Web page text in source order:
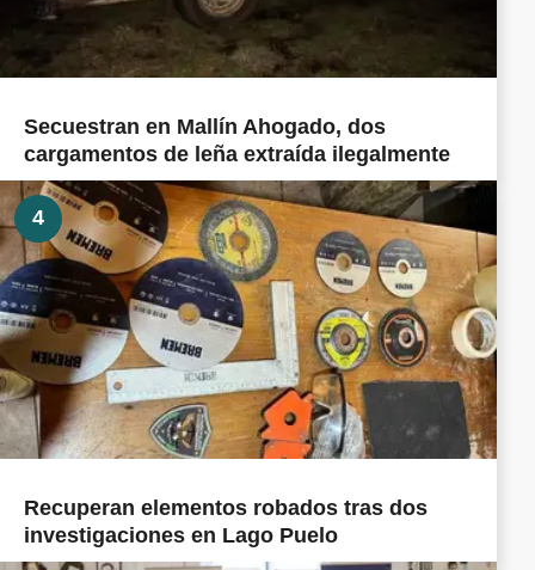
Secuestran en Mallín Ahogado, dos
cargamentos de leña extraída ilegalmente
4
Recuperan elementos robados tras dos
investigaciones en Lago Puelo